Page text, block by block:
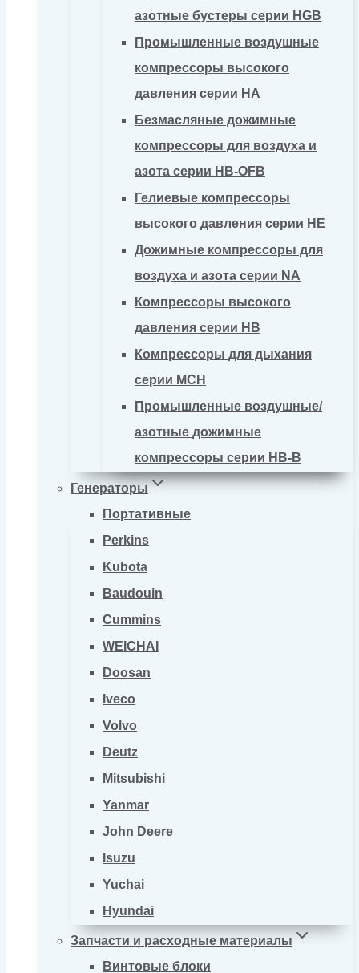
азотные бустеры серии HGB
Промышленные воздушные
компрессоры высокого
давления серии HA
Безмасляные дожимные
компрессоры для воздуха и
азота серии HB-OFB
Гелиевые компрессоры
высокого давления серии HE
Дожимные компрессоры для
воздуха и азота серии NA
Компрессоры высокого
давления серии HB
Компрессоры для дыхания
серии MCH
Промышленные воздушные/
азотные дожимные
компрессоры серии HB-B
Генераторы
Портативные
Perkins
Kubota
Baudouin
Cummins
WEICHAI
Doosan
Iveco
Volvo
Deutz
Mitsubishi
Yanmar
John Deere
Isuzu
Yuchai
Hyundai
Запчасти и расходные материалы
Винтовые блоки